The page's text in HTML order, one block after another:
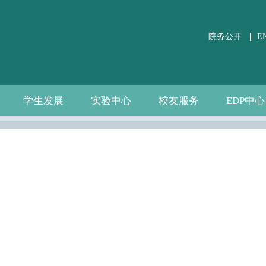
院务公开
学生发展
学生事务
党团建设
课外培养
职业发展
实验中心
关于实验中心
通知公告
规章制度
数据资源
虚仿实验平台
自建资源
公共微观数据
相关文件下载
校友服务
分会介绍
校友活动
校友风采
EDP中心
中心介绍
新闻通告
师资团队
联系我们